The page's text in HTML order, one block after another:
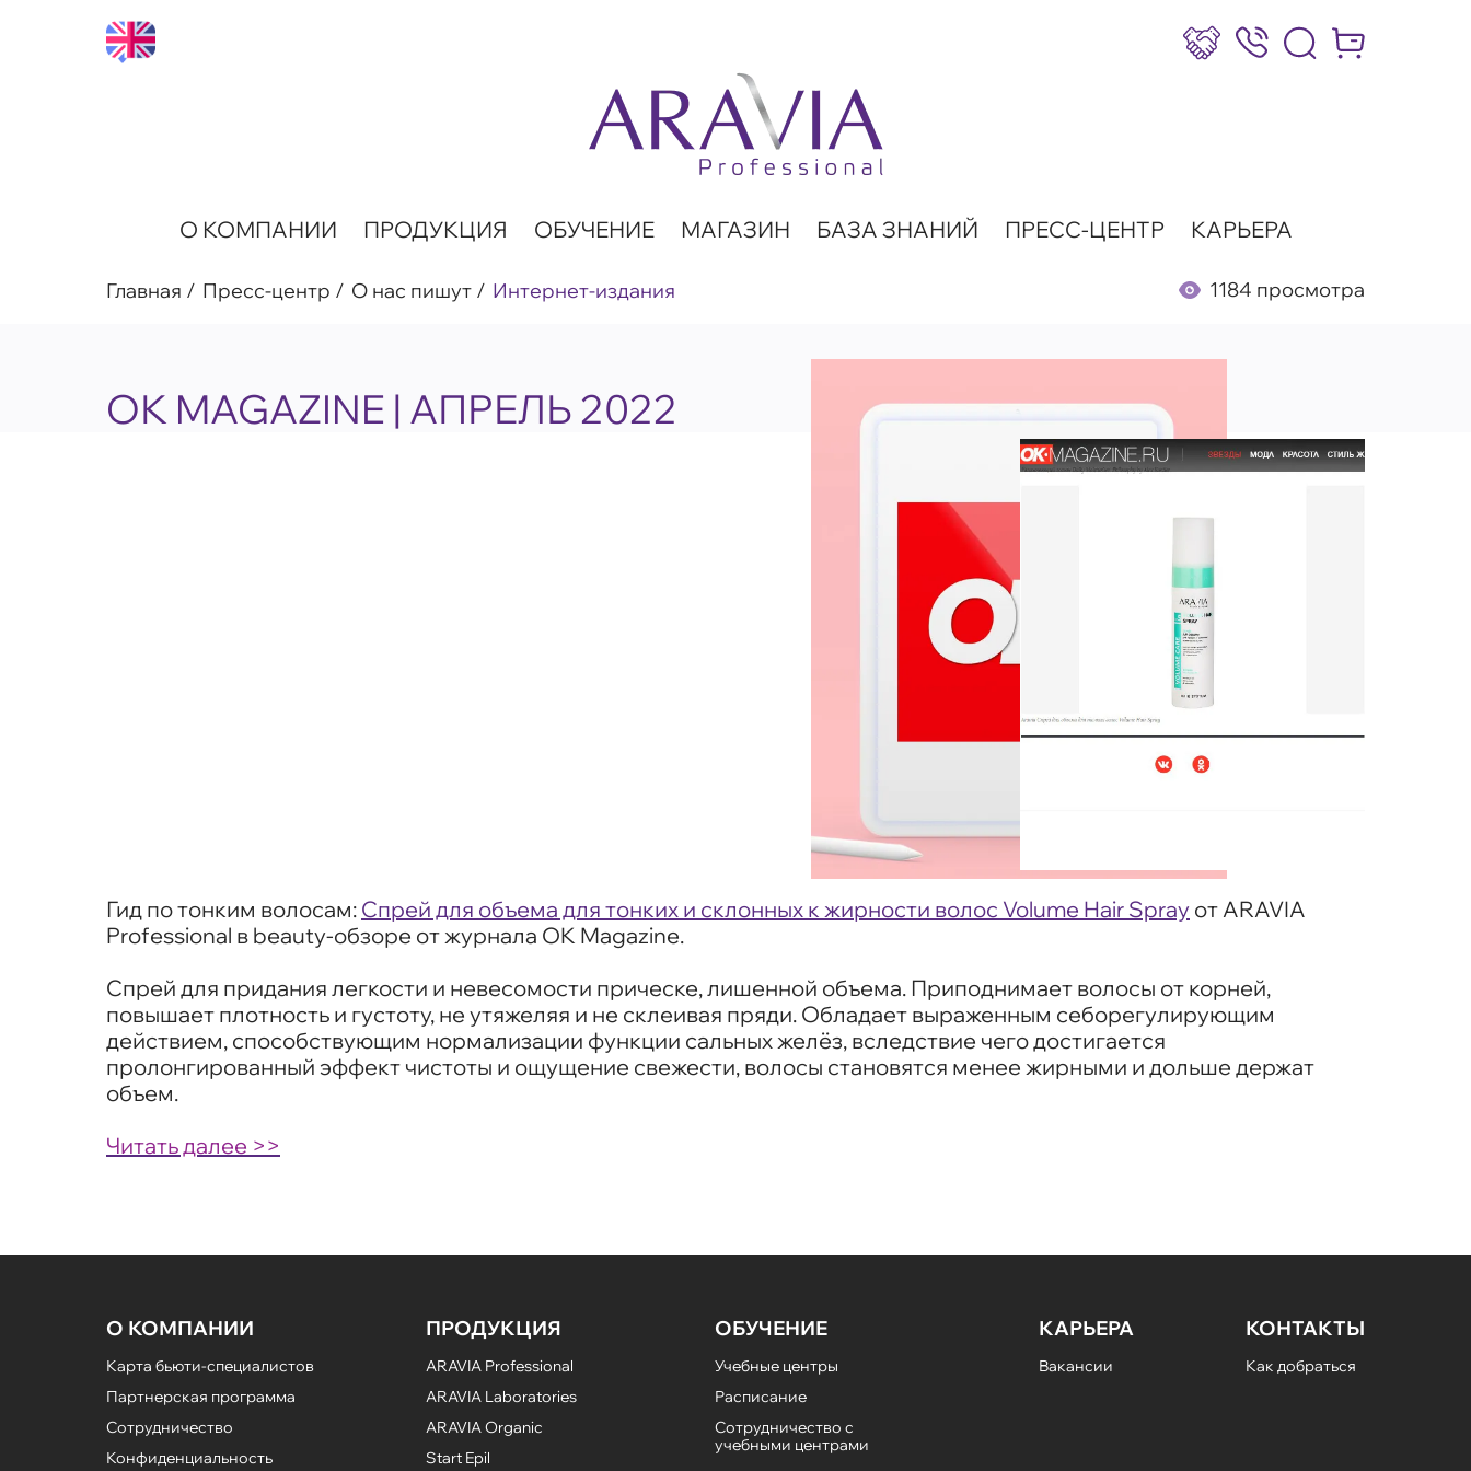
Сотрудничество
8 (800) 777-17-39
Интернет-
О КОМПАНИИ ПРОДУКЦИЯ ОБУЧЕНИЕ МАГАЗИН БАЗА ЗНАНИЙ ПРЕСС-ЦЕНТР КАРЬЕРА
Главная Пресс-центр О нас пишут Интернет-издания 1184 просмотра
ОК MAGAZINE | AПРЕЛЬ 2022
Гид по тонким волосам: Спрей для объема для тонких и склонных к жирности волос Volume Hair Spray от ARAVIA
Professional в beauty-обзоре от журнала OK Magazine.
Спрей для придания легкости и невесомости прическе, лишенной объема. Приподнимает волосы от корней,
повышает плотность и густоту, не утяжеляя и не склеивая пряди. Обладает выраженным себорегулирующим
действием, способствующим нормализации функции сальных желёз, вследствие чего достигается
пролонгированный эффект чистоты и ощущение свежести, волосы становятся менее жирными и дольше держат
объем.
Читать далее >>
О КОМПАНИИ
Карта бьюти-специалистов
Партнерская программа
Сотрудничество
Конфиденциальность
ПРОДУКЦИЯ
ARAVIA Professional
ARAVIA Laboratories
ARAVIA Organic
Start Epil
ОБУЧЕНИЕ
Учебные центры
Расписание
Сотрудничество с
учебными центрами
КАРЬЕРА
Вакансии
КОНТАКТЫ
Как добраться